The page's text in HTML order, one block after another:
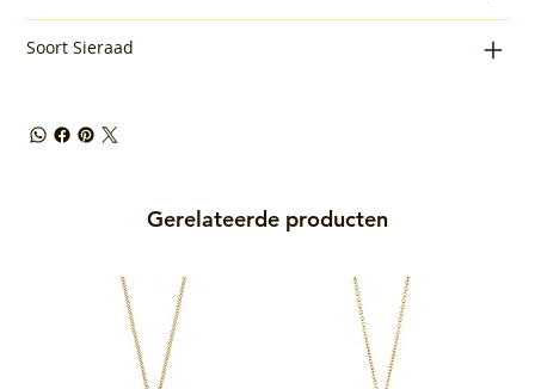
Soort Sieraad
Gerelateerde producten